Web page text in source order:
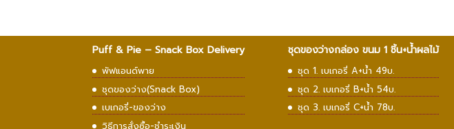
Puff & Pie – Snack Box Delivery
พัฟแอนด์พาย
ชุดของว่าง(Snack Box)
เบเกอรี่-ของว่าง
วิธีการสั่งซื้อ-ชำระเงิน
ชุดของว่างกล่อง ขนม 1 ชิ้น+น้ำผลไม้
ชุด 1. เบเกอรี่ A+น้ำ 49บ.
ชุด 2. เบเกอรี่ B+น้ำ 54บ.
ชุด 3. เบเกอรี่ C+น้ำ 78บ.